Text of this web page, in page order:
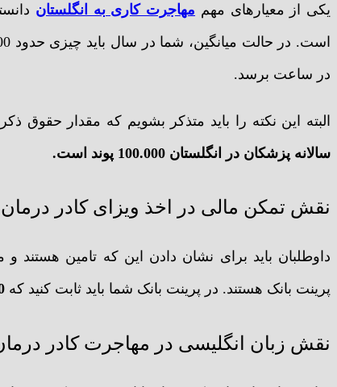
یکی از معیارهای مهم مهاجرت کاری به انگلستان
در ساعت برسد.
البته این نکته را باید متذکر بشویم که مقدار
سالانه پزشکان در انگلستان 100.000 پوند است.
نقش تمکن مالی در اخذ ویزای کادر درمان
داوطلبان باید برای نشان دادن این که تامین هستند و
پرینت بانک هستند. در پرینت بانک شما باید ثابت کنید که
نقش زبان انگلیسی در مهاجرت کادر